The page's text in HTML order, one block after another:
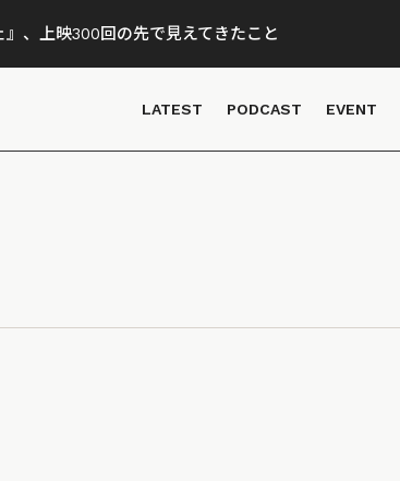
』、上映300回の先で見えてきたこと
LATEST PODCAST EVENT